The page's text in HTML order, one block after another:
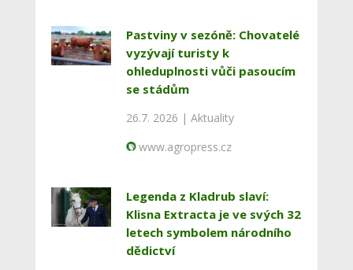
Pastviny v sezóně: Chovatelé
vyzývají turisty k
ohleduplnosti vůči pasoucím
se stádům
26.7. 2026 | Aktuality
www.agropress.cz
Legenda z Kladrub slaví:
Klisna Extracta je ve svých 32
letech symbolem národního
dědictví